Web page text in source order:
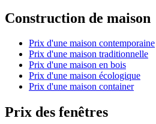
Construction de maison
Prix d'une maison contemporaine
Prix d'une maison traditionnelle
Prix d'une maison en bois
Prix d'une maison écologique
Prix d'une maison container
Prix des fenêtres